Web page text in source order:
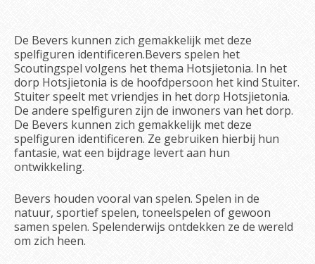
De Bevers kunnen zich gemakkelijk met deze
spelfiguren identificeren.Bevers spelen het
Scoutingspel volgens het thema Hotsjietonia. In het
dorp Hotsjietonia is de hoofdpersoon het kind Stuiter.
Stuiter speelt met vriendjes in het dorp Hotsjietonia.
De andere spelfiguren zijn de inwoners van het dorp.
De Bevers kunnen zich gemakkelijk met deze
spelfiguren identificeren. Ze gebruiken hierbij hun
fantasie, wat een bijdrage levert aan hun
ontwikkeling.
Bevers houden vooral van spelen. Spelen in de
natuur, sportief spelen, toneelspelen of gewoon
samen spelen. Spelenderwijs ontdekken ze de wereld
om zich heen.